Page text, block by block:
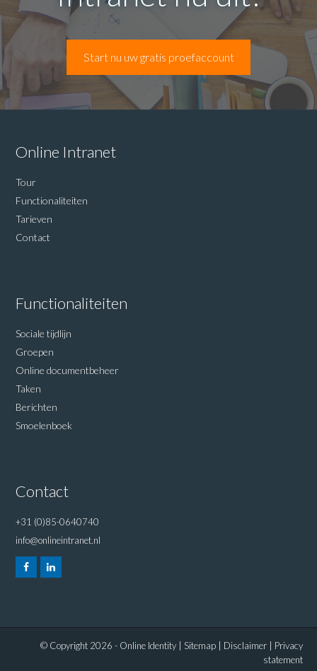
Start nu uw gratis proefaccount
Online Intranet
Tour
Functionaliteiten
Tarieven
Contact
Functionaliteiten
Sociale tijdlijn
Groepen
Online documentbeheer
Taken
Berichten
Smoelenboek
Contact
+31 (0)85-0640740
info@onlineintranet.nl
© Copyright 2026 - Online Identity | Sitemap Disclaimer
Privacy
statement